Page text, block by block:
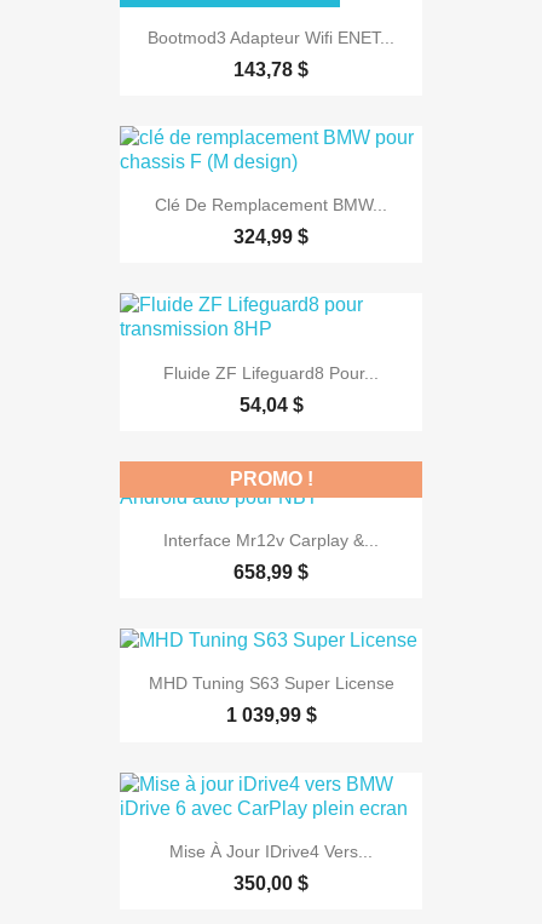
Bootmod3 Adapteur Wifi ENET...
143,78 $
Clé De Remplacement BMW...
324,99 $
Fluide ZF Lifeguard8 Pour...
54,04 $
Interface Mr12v Carplay &...
658,99 $
PROMO !
MHD Tuning S63 Super License
1 039,99 $
Mise À Jour IDrive4 Vers...
350,00 $